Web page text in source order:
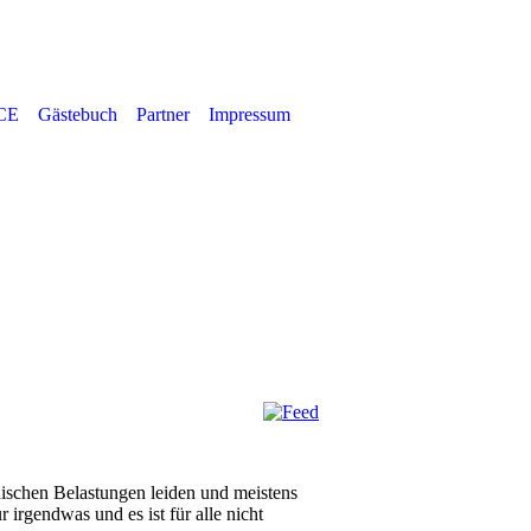
Gästebuch Partner Impressum
Belastungen leiden und meistens
irgendwas und es ist für alle nicht